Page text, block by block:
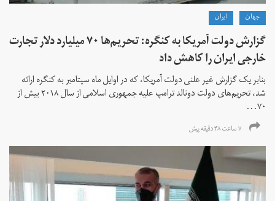
جهان ايران
گزارش دولت آمریکا به کنگره: تحریم‌ها ۷۰ میلیارد دلار تجارت
خارجی ایران را کاهش داد
بنابر یک گزارش غیر علنی دولت آمریکا، که در اوایل ماه سپتامبر به کنگره ارائه
شد، تحریم‌های دولت دونالد ترامپ علیه جمهوری اسلامی از سال ۲۰۱۸ بیش از
۷۰...
۷ ساعت ۴۸ دقیقه پیش